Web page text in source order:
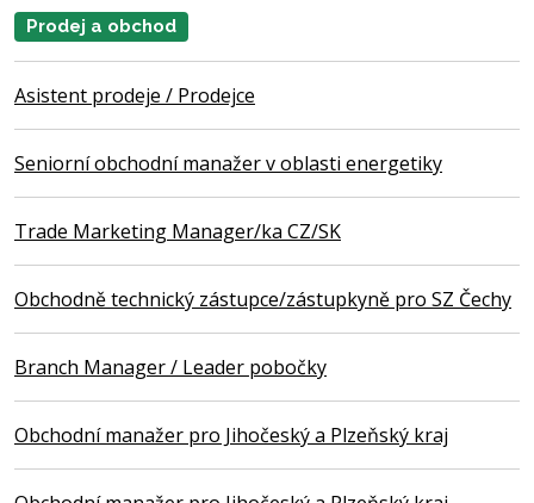
Prodej a obchod
Asistent prodeje / Prodejce
Seniorní obchodní manažer v oblasti energetiky
Trade Marketing Manager/ka CZ/SK
Obchodně technický zástupce/zástupkyně pro SZ Čechy
Branch Manager / Leader pobočky
Obchodní manažer pro Jihočeský a Plzeňský kraj